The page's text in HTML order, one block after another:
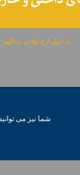
به دلیل ارج نهادن به آگهی مشتریان، در این بخش
شما نيز می